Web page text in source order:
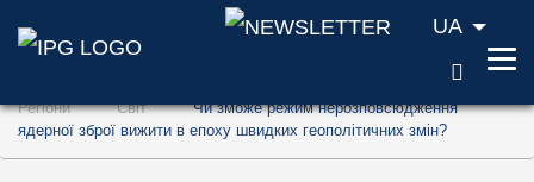
Перейти до змісту (ключ доступу '1')
Перейти до пошуку (ключ доступу '2')
UA
Регіони Світ
Чи зможе режим нерозповсюдження
ядерної зброї вижити в епоху швидких геополітичних змін?